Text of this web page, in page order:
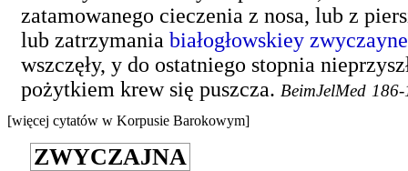
zatamowanego cieczenia z nosa, lub z
lub zatrzymania białogłowskiey
wszczęły, y do ostatniego stopnia
pożytkiem krew się puszcza. BeimJelMed
[więcej cytatów w Korpusie Barokowym]
ZWYCZAJNA